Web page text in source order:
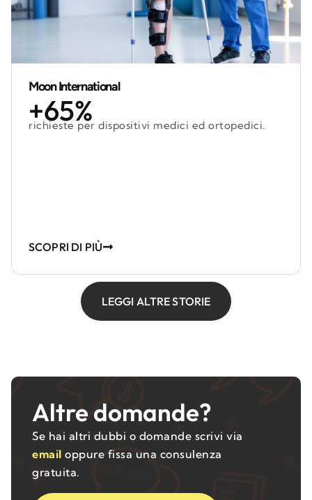
Moon International
+65%
richieste per dispositivi medici ed ortopedici.
SCOPRI DI PIÙ
LEGGI ALTRE STORIE
Altre domande?
Se hai altri dubbi o domande scrivi via
email oppure fissa una consulenza
gratuita.